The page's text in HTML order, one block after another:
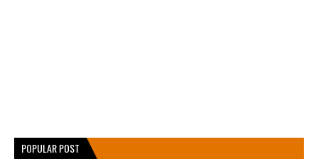
POPULAR POST